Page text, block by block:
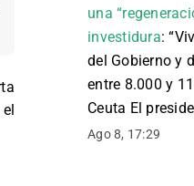
una
investidura: “
del Gobierno y
entre 8.000 y
Ceuta El
Ago 8, 17:29